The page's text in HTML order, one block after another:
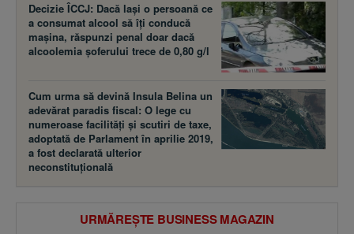
Decizie ÎCCJ: Dacă laşi o persoană ce
a consumat alcool să îţi conducă
maşina, răspunzi penal doar dacă
alcoolemia şoferului trece de 0,80 g/l
Cum urma să devină Insula Belina un
adevărat paradis fiscal: O lege cu
numeroase facilităţi şi scutiri de taxe,
adoptată de Parlament în aprilie 2019,
a fost declarată ulterior
neconstituţională
URMĂREȘTE BUSINESS MAGAZIN